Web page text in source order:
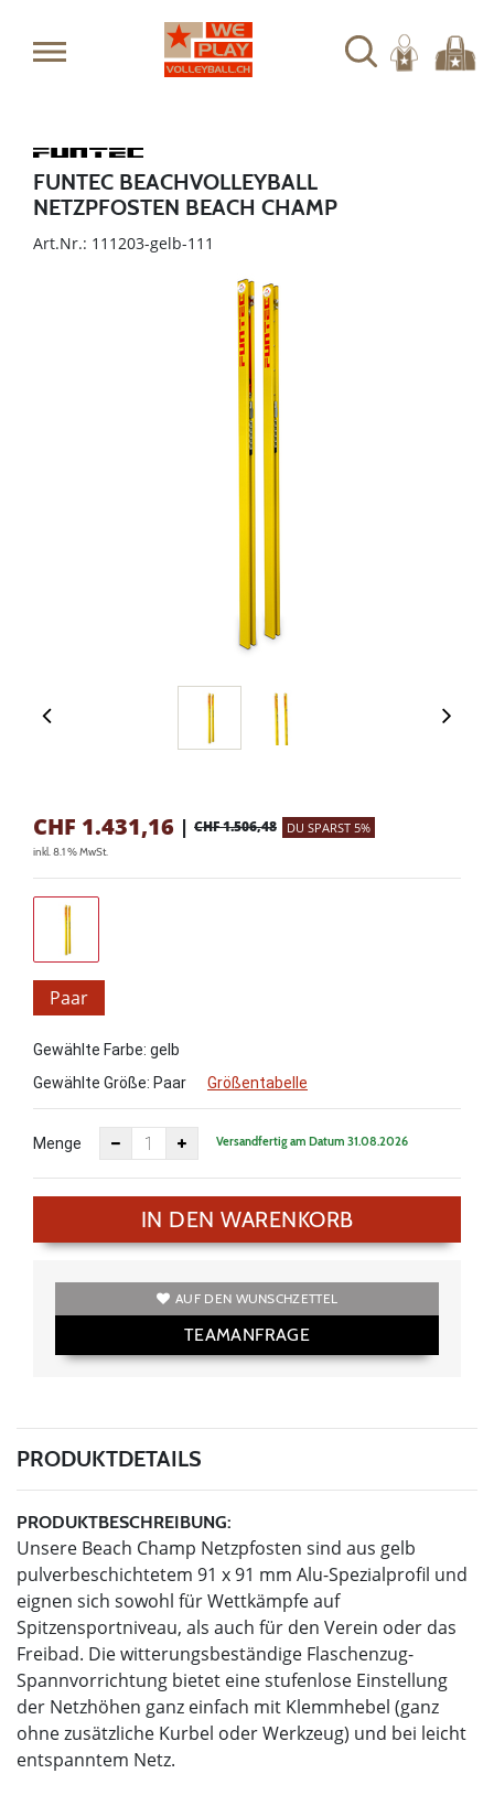
FUNTEC BEACHVOLLEYBALL
NETZPFOSTEN BEACH CHAMP
Art.Nr.: 111203-gelb-111
CHF 1.431,16 | CHF 1.506,48 DU SPARST 5%
inkl. 8.1 % MwSt.
Paar
Gewählte Farbe: gelb
Gewählte Größe: Paar Größentabelle
Menge Versandfertig am Datum 31.08.2026
IN DEN WARENKORB
AUF DEN WUNSCHZETTEL
TEAMANFRAGE
PRODUKTDETAILS
PRODUKTBESCHREIBUNG:
Unsere Beach Champ Netzpfosten sind aus gelb
pulverbeschichtetem 91 x 91 mm Alu-Spezialprofil und
eignen sich sowohl für Wettkämpfe auf
Spitzensportniveau, als auch für den Verein oder das
Freibad. Die witterungsbeständige Flaschenzug-
Spannvorrichtung bietet eine stufenlose Einstellung
der Netzhöhen ganz einfach mit Klemmhebel (ganz
ohne zusätzliche Kurbel oder Werkzeug) und bei leicht
entspanntem Netz.